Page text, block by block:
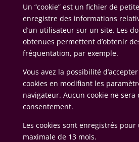
Un “cookie” est un fichier de
enregistre des informations
d’un utilisateur sur un site. Les
obtenues permettent d’obtenir
fréquentation, par exemple.
Vous avez la possibilité
cookies en modifiant les
navigateur. Aucun cookie ne sera
consentement.
Les cookies sont enregistrés
maximale de 13 mois.